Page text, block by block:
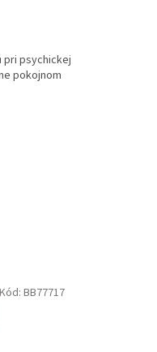
pri psychickej
pokojnom
Kód: BB77717